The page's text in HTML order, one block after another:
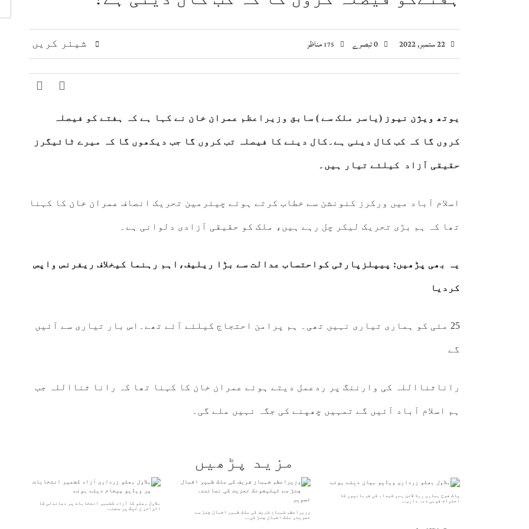
ویانا میں یوم استحصال کشمیر کی تقریب، بھارتی اقدامات کے خلاف کشمیریوں سے اظہارِ یکجہتی
اسحاق ڈار کی شاہ عبداللہ سے ملاقات، فلسطین اور مشرق وسطیٰ پر اہم تبادلہ خیال
9 لاکھ سے زائد بھارتی فوج کشمیری عوام پر مظالم ڈھا رہی ہے، عاصم افتخار
صومالی وزیر دفاع کا اعلیٰ عسکری قیادت سے ملاقات، دفاعی تعاون بڑھانے پر اتفاق
عالمی منڈی میں تیل
شیئر کریں 22 ستمبر, 2022 175مناظر
یوتھ ویژن نیوز (یاسر ملک سے ) سابق وزیراعظم عمران خان نے کہا ہے کہ ہفتے کو فیصلہ
کروں گا کہ کب کال دینی ہے۔کال دینے کا فیصلہ تب کروں گا جب دیکھوں گا کہ میرے ٹائیگرز
حقیقی آزاد کیلئے تیار ہیں۔
اسلام آباد میں ورکرز کنونشن سے خطاب کرتے ہوئے چیئرمین تحریک انصاف عمران خان کا کہنا
تھا کہ ہم بڑی تحریک لیکر چل رہے ہیں، ملک کو حقیقی آزادی دلوانی ہے۔
یہ بھی پڑھیں: پیپلزپارٹی کواحتساب عدالت سے بڑا ریلیف،اہم رہنما کیخلاف ریفرنس واپس
کردیا
25 مئی کو ہماری تیاری نہیں تھی۔ ہم پرامن احتجاج کیلئے آئے تھے۔اس بار تیاری سے آئیں
گے
راناثنااللہ کی وارننگ پر ردعمل دیتے ہوئے عمران خان کا کہنا تھا کہ رانا ثنااللہ جب
ہم اسلام آباد آئیں گے تمہیں چھپنے کی جگہ نہیں ملے گی۔
مزید پڑھیں
بلاول بھٹو کا آزاد کشمیر انتخابات پر دھاندلی کا
الزام، ن لیگ پر سخت…
وزیراعظم شہباز شریف کی ملک ظہیر اقبال چنڑ سے
تعزیت، ملک اقبال چنڑ کی…
پاک فوج ہماری ریڈ لائن ہے، شہداء کی قربانیوں کا
احترام قومی ذمہ داری…